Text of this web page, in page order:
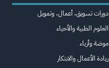
دورات تسويق، أعمال، وتمويل
العلوم الطبية والأحياء
موضة وأزياء
ريادة الأعمال والابتكار